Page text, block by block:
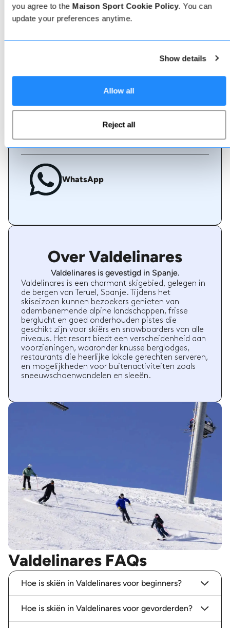
you agree to the Maison Sport Cookie Policy. You can
update your preferences anytime.
Show details
Allow all
Reject all
Bel ons
WhatsApp
Over Valdelinares
Valdelinares is gevestigd in Spanje.
Valdelinares is een charmant skigebied, gelegen in
de bergen van Teruel, Spanje. Tijdens het
skiseizoen kunnen bezoekers genieten van
adembenemende alpine landschappen, frisse
berglucht en goed onderhouden pistes die
geschikt zijn voor skiërs en snowboarders van alle
niveaus. Het resort biedt een verscheidenheid aan
voorzieningen, waaronder knusse berglodges,
restaurants die heerlijke lokale gerechten serveren,
en mogelijkheden voor buitenactiviteiten zoals
sneeuwschoenwandelen en sleeën.
Valdelinares FAQs
Hoe is skiën in Valdelinares voor beginners?
Hoe is skiën in Valdelinares voor gevorderden?